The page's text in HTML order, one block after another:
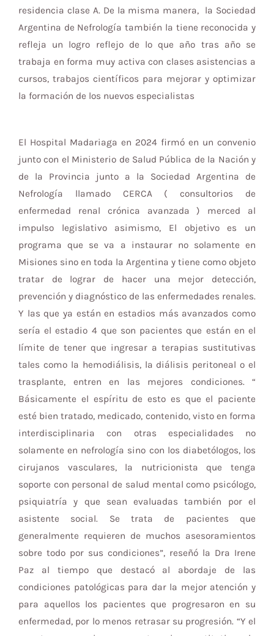
residencia clase A. De la misma manera, la Sociedad
Argentina de Nefrología también la tiene reconocida y
refleja un logro reflejo de lo que año tras año se
trabaja en forma muy activa con clases asistencias a
cursos, trabajos científicos para mejorar y optimizar
la formación de los nuevos especialistas
El Hospital Madariaga en 2024 firmó en un convenio
junto con el Ministerio de Salud Pública de la Nación y
de la Provincia junto a la Sociedad Argentina de
Nefrología llamado CERCA ( consultorios de
enfermedad renal crónica avanzada ) merced al
impulso legislativo asimismo, El objetivo es un
programa que se va a instaurar no solamente en
Misiones sino en toda la Argentina y tiene como objeto
tratar de lograr de hacer una mejor detección,
prevención y diagnóstico de las enfermedades renales.
Y las que ya están en estadios más avanzados como
sería el estadio 4 que son pacientes que están en el
límite de tener que ingresar a terapias sustitutivas
tales como la hemodiálisis, la diálisis peritoneal o el
trasplante, entren en las mejores condiciones. “
Básicamente el espíritu de esto es que el paciente
esté bien tratado, medicado, contenido, visto en forma
interdisciplinaria con otras especialidades no
solamente en nefrología sino con los diabetólogos, los
cirujanos vasculares, la nutricionista que tenga
soporte con personal de salud mental como psicólogo,
psiquiatría y que sean evaluadas también por el
asistente social. Se trata de pacientes que
generalmente requieren de muchos asesoramientos
sobre todo por sus condiciones”, reseñó la Dra Irene
Paz al tiempo que destacó al abordaje de las
condiciones patológicas para dar la mejor atención y
para aquellos los pacientes que progresaron en su
enfermedad, por lo menos retrasar su progresión. “Y el